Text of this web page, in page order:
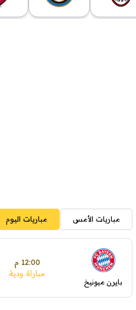
مباريات الأمس مباريات اليوم
بايرن ميونيخ
12:00 م
مباراة ودية